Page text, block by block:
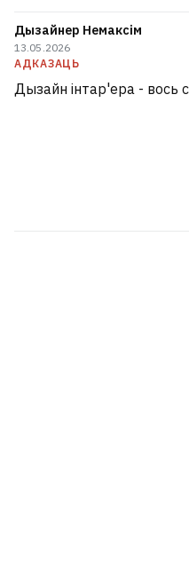
Дызайнер Немаксім
13.05.2026
АДКАЗАЦЬ
Дызайн інтар'ера - вось